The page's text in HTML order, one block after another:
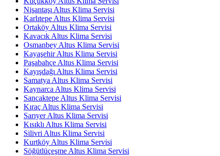
Nişantaşı Altus Klima Servisi
Karlıtepe Altus Klima Servisi
Ortaköy Altus Klima Servisi
Kavacık Altus Klima Servisi
Osmanbey Altus Klima Servisi
Kayaşehir Altus Klima Servisi
Paşabahçe Altus Klima Servisi
Kayışdağı Altus Klima Servisi
Samatya Altus Klima Servisi
Kaynarca Altus Klima Servisi
Sancaktepe Altus Klima Servisi
Kıraç Altus Klima Servisi
Sarıyer Altus Klima Servisi
Kısıklı Altus Klima Servisi
Silivri Altus Klima Servisi
Kurtköy Altus Klima Servisi
Söğütlüçeşme Altus Klima Servisi